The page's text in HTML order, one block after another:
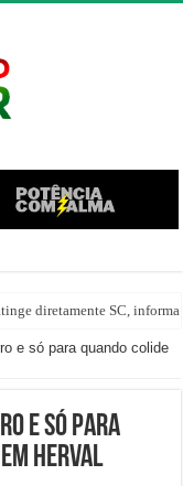
diretamente SC,
em Joaçaba
e só para quando colide
e só para
Herval